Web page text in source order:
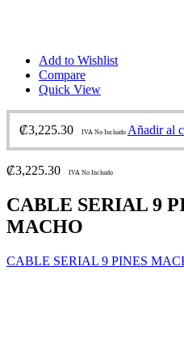
Add to Wishlist
Compare
Quick View
₡3,225.30 IVA No Incluido Añadir al
₡3,225.30 IVA No Incluido
CABLE SERIAL 9
MACHO
CABLE SERIAL 9 PINES